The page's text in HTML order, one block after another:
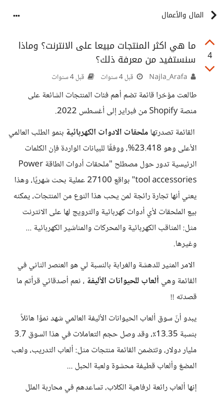
المال والأعمال
4
ما هي اكثر المنتجات مبيعا على الانترنت؟ وماذا
سنستفيد من معرفة ذلك؟
قبل 4 سنوات قبل 4 سنوات
طالعت مؤخرا قائمة تضم أهم فئات المنتجات الشائعة على
منصة Shopify من فبراير إلى أغسطس 2022.
القائمة تصدرتهاملحقات الادوات الكهربائية بنمو الطلب العالمي
الأعلى وهو 23.418%، ووفقًا للبيانات الواردة فإن الكلمات
الرئيسية تدور حول مصطلح "ملحقات أدوات الطاقة Power
tool accessories" بواقع 27100 عملية بحث شهريًا، وهذا
يعني أنها تجارة رائجة لمن يحب هذا النوع من المنتجات، يمكنه
بيع الملحقات لأي أدوات كهربائية والترويج لها على الانترنت
مثل: المثاقب الكهربائية والمحركات والمناشير الكهربائية ...
وغيرها.
الامر المثير للدهشة والغرابة بالنسبة لي هو العنصر الثاني في
القائمة وهي ألعاب للحيوانات الأليفة ، نعم أصدقائي قرأتم ما
قصدته !!
يبدو أنّ سوق ألعاب الحيوانات الأليفة العالمي شهد نموًا هائلاً
بنسبة 13.35٪، وقد وصل حجم التعاملات في هذا السوق 3.7
مليار دولار، وتتضمن القائمة منتجات مثل: ألعاب التدريب، ولعب
المضغ وألعاب قطيفة محشوة ولعبة الحبل ...
إنها ألعاب رائعة لرفاهية الكلاب، تساعدهم في محاربة الملل